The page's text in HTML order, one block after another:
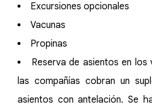
Excursiones opcionales
Vacunas
Propinas
Reserva de asientos en los
las compañías cobran un
asientos con antelación. Se